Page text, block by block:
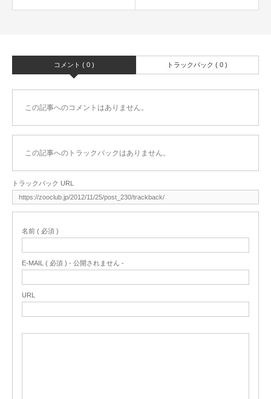
コメント ( 0 ) トラックバック ( 0 )
この記事へのコメントはありません。
この記事へのトラックバックはありません。
トラックバック URL
名前 ( 必須 )
E-MAIL ( 必須 ) - 公開されません -
URL